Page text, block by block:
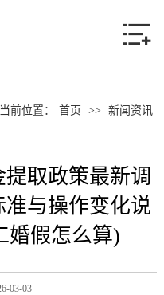
产品中心
联系我们
当前位置： 首页 >> 新闻资讯
取政策最新调
准与操作变化说
婚假怎么算)
03-03